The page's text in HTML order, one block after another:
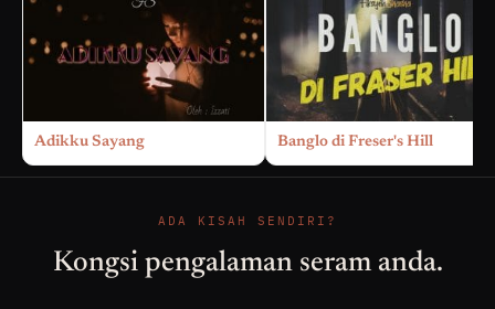
Adikku Sayang Banglo di Freser's Hill
ADA KISAH SENDIRI?
Kongsi pengalaman seram anda.